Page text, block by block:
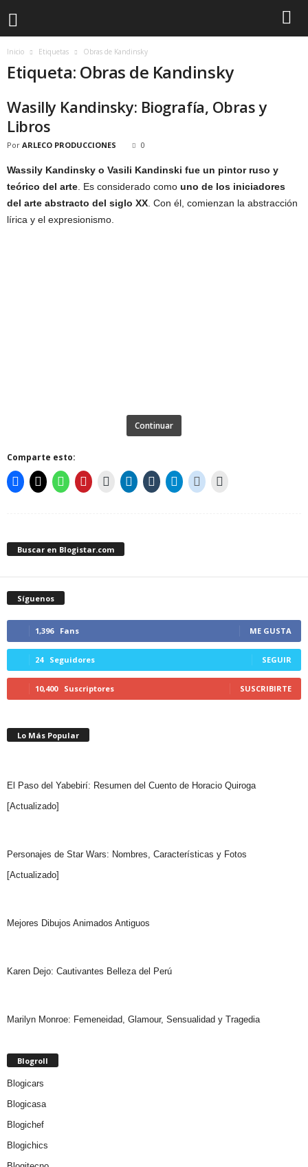
Inicio Etiquetas Obras de Kandinsky
Etiqueta: Obras de Kandinsky
Wasilly Kandinsky: Biografía, Obras y
Libros
Por ARLECO PRODUCCIONES 0
Wassily Kandinsky o Vasili Kandinski fue un pintor ruso y
teórico del arte . Es considerado como uno de los iniciadores
del arte abstracto del siglo XX . Con él, comienzan la abstracción
lírica y el expresionismo.
Continuar
Comparte esto:
Buscar en Blogistar.com
Síguenos
1,396 Fans ME GUSTA
24 Seguidores SEGUIR
10,400 Suscriptores SUSCRIBIRTE
Lo Más Popular
El Paso del Yabebirí: Resumen del Cuento de Horacio Quiroga
[Actualizado]
Personajes de Star Wars: Nombres, Características y Fotos
[Actualizado]
Mejores Dibujos Animados Antiguos
Karen Dejo: Cautivantes Belleza del Perú
Marilyn Monroe: Femeneidad, Glamour, Sensualidad y Tragedia
Blogroll
Blogicars
Blogicasa
Blogichef
Blogichics